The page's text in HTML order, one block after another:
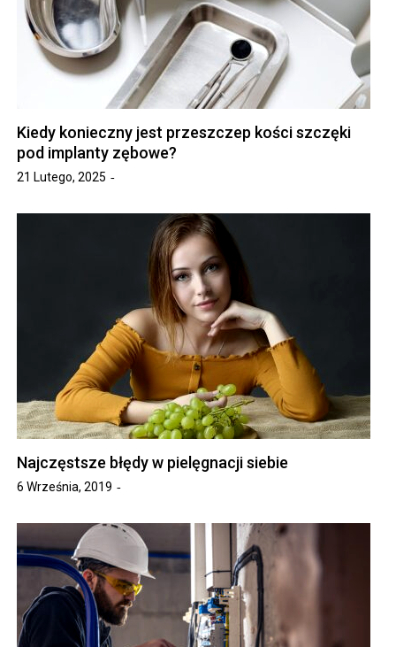
Kiedy konieczny jest przeszczep kości szczęki
pod implanty zębowe?
21 Lutego, 2025
Najczęstsze błędy w pielęgnacji siebie
6 Września, 2019